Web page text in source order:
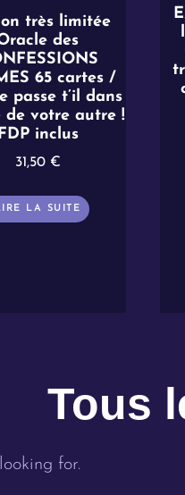
très limitée
des
65 cartes /
passe t’il dans
de votre autre !
inclus
31,50 €
LA SUITE
Tous
for.